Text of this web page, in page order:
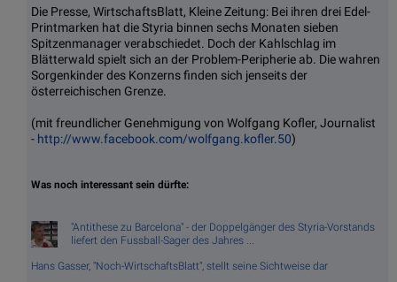
Die Presse, WirtschaftsBlatt, Kleine Zeitung: Bei ihren drei Edel-
Printmarken hat die Styria binnen sechs Monaten sieben
Spitzenmanager verabschiedet. Doch der Kahlschlag im
Blätterwald spielt sich an der Problem-Peripherie ab. Die wahren
Sorgenkinder des Konzerns finden sich jenseits der
österreichischen Grenze.
(mit freundlicher Genehmigung von Wolfgang Kofler, Journalist
- http://www.facebook.com/wolfgang.kofler.50)
Was noch interessant sein dürfte:
"Antithese zu Barcelona" - der Doppelgänger des Styria-Vorstands
liefert den Fussball-Sager des Jahres ...
Hans Gasser, "Noch-WirtschaftsBlatt", stellt seine Sichtweise dar